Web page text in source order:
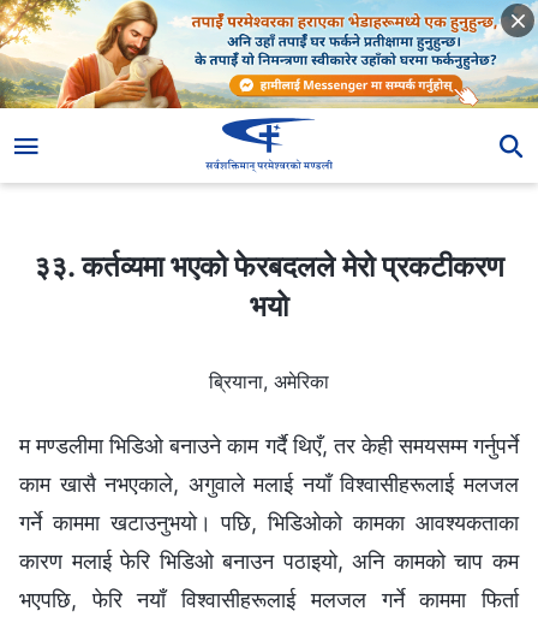
३३. कर्तव्यमा भएको फेरबदलले मेरो प्रकटीकरण भयो
३३. कर्तव्यमा भएको फेरबदलले मेरो प्रकटीकरण
भयो
ब्रियाना, अमेरिका
म मण्डलीमा भिडिओ बनाउने काम गर्दै थिएँ, तर केही समयसम्म गर्नुपर्ने
काम खासै नभएकाले, अगुवाले मलाई नयाँ विश्वासीहरूलाई मलजल
गर्ने काममा खटाउनुभयो। पछि, भिडिओको कामका आवश्यकताका
कारण मलाई फेरि भिडिओ बनाउन पठाइयो, अनि कामको चाप कम
भएपछि, फेरि नयाँ विश्वासीहरूलाई मलजल गर्ने काममा फिर्ता